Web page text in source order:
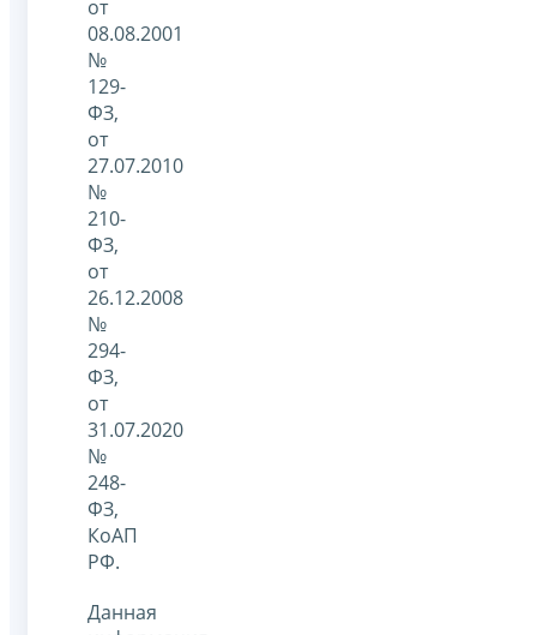
от
08.08.2001
№
129-
ФЗ,
от
27.07.2010
№
210-
ФЗ,
от
26.12.2008
№
294-
ФЗ,
от
31.07.2020
№
248-
ФЗ,
КоАП
РФ.
Данная